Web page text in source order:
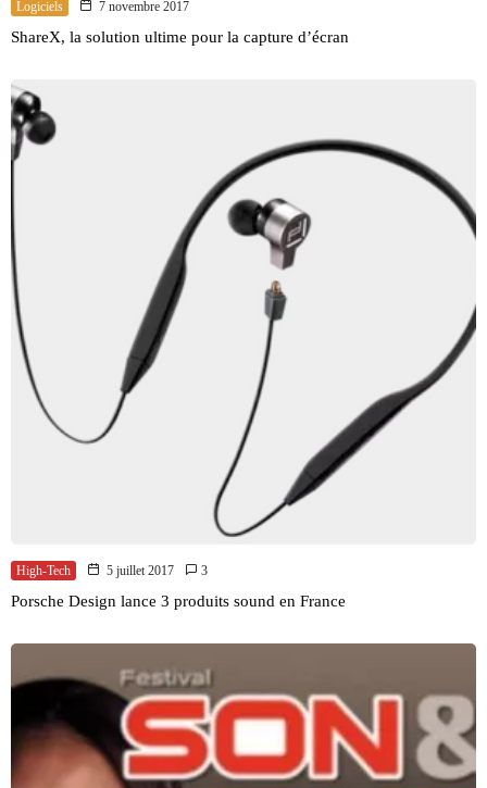
Logiciels 7 novembre 2017
ShareX, la solution ultime pour la capture d’écran
High-Tech 5 juillet 2017 3
Porsche Design lance 3 produits sound en France